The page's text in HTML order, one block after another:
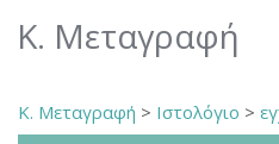
Κ. Μεταγραφή
Κ. Μεταγραφή > Ιστολόγιο >